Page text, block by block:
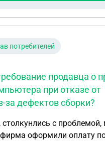
этих
т.д.)?
потребителей
продавца о
при отказе от
за дефектов сборки?
столкунлись с
оформили оплату